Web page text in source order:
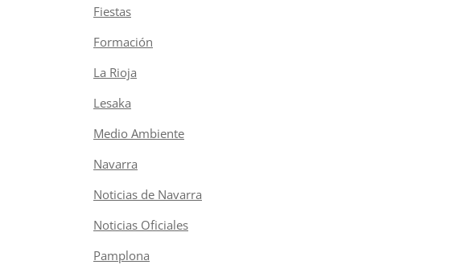
Fiestas
Formación
La Rioja
Lesaka
Medio Ambiente
Navarra
Noticias de Navarra
Noticias Oficiales
Pamplona